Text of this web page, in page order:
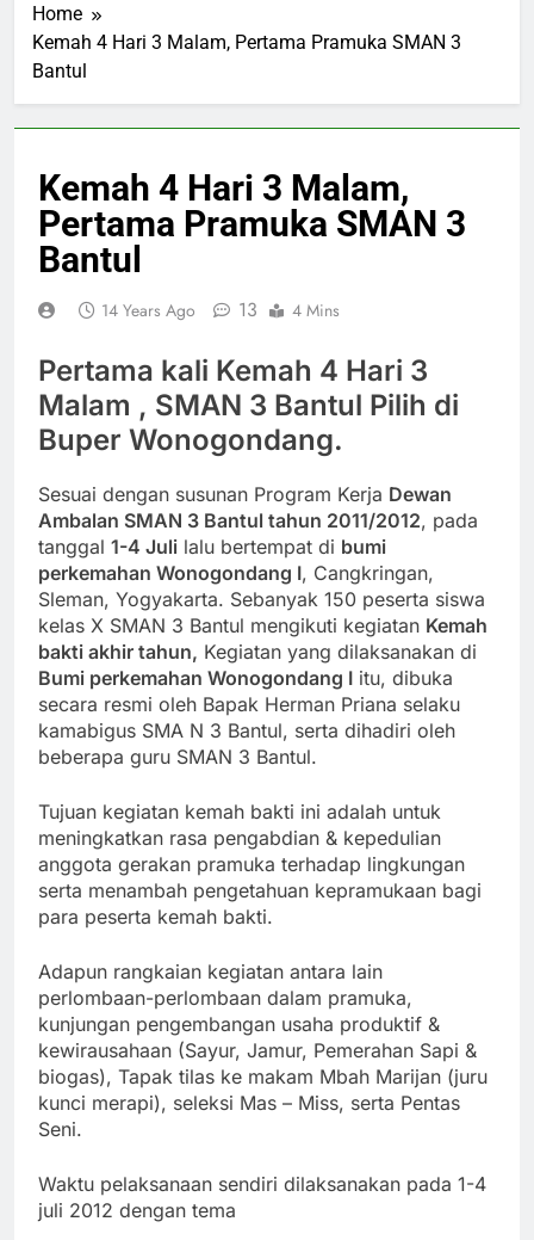
Home
Kemah 4 Hari 3 Malam, Pertama Pramuka SMAN 3
Bantul
Kemah 4 Hari 3 Malam,
Pertama Pramuka SMAN 3
Bantul
14 Years Ago 13 4 Mins
Pertama kali Kemah 4 Hari 3
Malam , SMAN 3 Bantul Pilih di
Buper Wonogondang.
Sesuai dengan susunan Program Kerja Dewan
Ambalan SMAN 3 Bantul tahun 2011/2012, pada
tanggal 1-4 Juli lalu bertempat di bumi
perkemahan Wonogondang I, Cangkringan,
Sleman, Yogyakarta. Sebanyak 150 peserta siswa
kelas X SMAN 3 Bantul mengikuti kegiatan Kemah
bakti akhir tahun, Kegiatan yang dilaksanakan di
Bumi perkemahan Wonogondang I itu, dibuka
secara resmi oleh Bapak Herman Priana selaku
kamabigus SMA N 3 Bantul, serta dihadiri oleh
beberapa guru SMAN 3 Bantul.
Tujuan kegiatan kemah bakti ini adalah untuk
meningkatkan rasa pengabdian & kepedulian
anggota gerakan pramuka terhadap lingkungan
serta menambah pengetahuan kepramukaan bagi
para peserta kemah bakti.
Adapun rangkaian kegiatan antara lain
perlombaan-perlombaan dalam pramuka,
kunjungan pengembangan usaha produktif &
kewirausahaan (Sayur, Jamur, Pemerahan Sapi &
biogas), Tapak tilas ke makam Mbah Marijan (juru
kunci merapi), seleksi Mas – Miss, serta Pentas
Seni.
Waktu pelaksanaan sendiri dilaksanakan pada 1-4
juli 2012 dengan tema